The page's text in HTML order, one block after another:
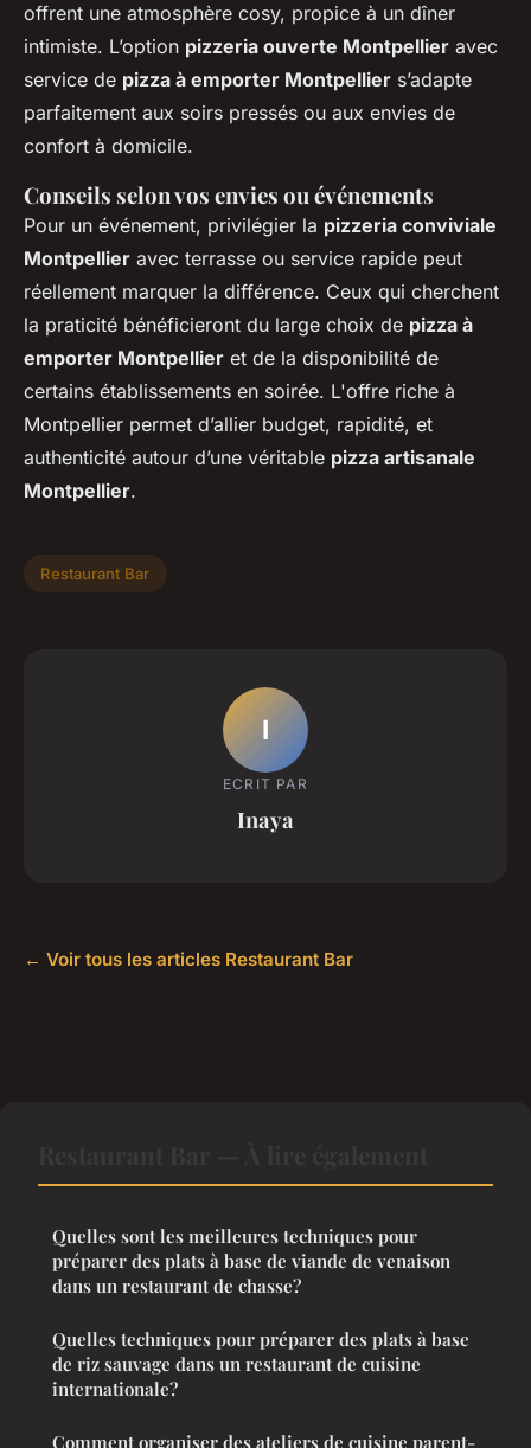
offrent une atmosphère cosy, propice à un dîner
intimiste. L’option pizzeria ouverte Montpellier avec
service de pizza à emporter Montpellier s’adapte
parfaitement aux soirs pressés ou aux envies de
confort à domicile.
Conseils selon vos envies ou événements
Pour un événement, privilégier la pizzeria conviviale
Montpellier avec terrasse ou service rapide peut
réellement marquer la différence. Ceux qui cherchent
la praticité bénéficieront du large choix de pizza à
emporter Montpellier et de la disponibilité de
certains établissements en soirée. L'offre riche à
Montpellier permet d’allier budget, rapidité, et
authenticité autour d’une véritable pizza artisanale
Montpellier.
Restaurant Bar
I
ECRIT PAR
Inaya
← Voir tous les articles Restaurant Bar
Quelles sont les meilleures techniques pour
préparer des plats à base de viande de venaison
dans un restaurant de chasse?
Quelles techniques pour préparer des plats à base
de riz sauvage dans un restaurant de cuisine
internationale?
Comment organiser des ateliers de cuisine parent-